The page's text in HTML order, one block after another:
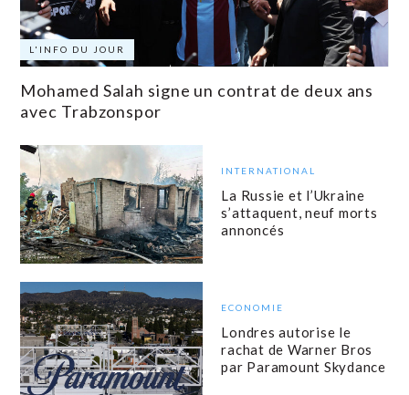
L'INFO DU JOUR
Mohamed Salah signe un contrat de deux ans
avec Trabzonspor
INTERNATIONAL
La Russie et l’Ukraine
s’attaquent, neuf morts
annoncés
ECONOMIE
Londres autorise le
rachat de Warner Bros
par Paramount Skydance